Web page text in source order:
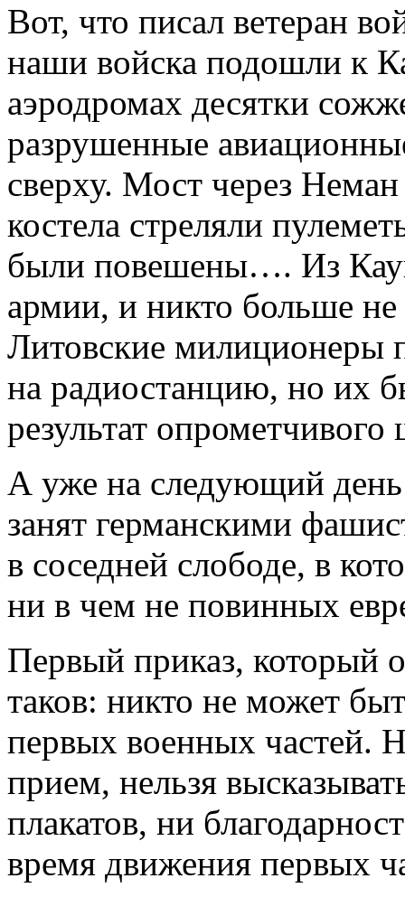
Вот, что писал ветеран
наши войска подошли к
аэродромах десятки
разрушенные
сверху. Мост через
костела стреляли
были повешены…. Из
армии, и никто больше
Литовские милиционеры
на радиостанцию, но их
результат
А уже на следующий день
занят германскими
в соседней слободе, в
ни в чем не повинных
Первый приказ, который
таков: никто не может
первых военных частей.
прием, нельзя
плакатов, ни
время движения первых